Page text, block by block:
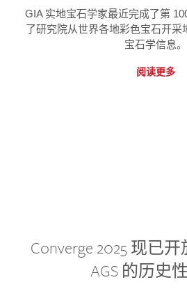
GIA 实地宝石学家最近完成了第
了研究院从世界各地彩色宝石开采
宝石学信息。
阅读更多
Converge 2025 现已
AGS 的历史